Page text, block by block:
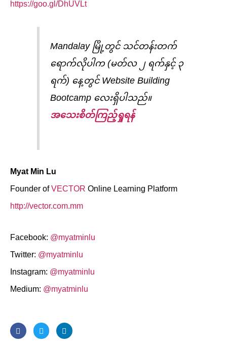
https://goo.gl/DhUVLt
Mandalay မြို့တွင် သင်တန်းတက်
ရောက်လိုပါက (မတ်လ ၂ ရက်နှင့် ၃
ရက်) နေ့တွင် Website Building
Bootcamp လေးရှိပါသည်။
အသေးစိတ်ကြည့်ရှုရန်
Myat Min Lu
Founder ofVECTOR Online Learning Platform
http://vector.com.mm
Facebook: @myatminlu
Twitter: @myatminlu
Instagram: @myatminlu
Medium: @myatminlu